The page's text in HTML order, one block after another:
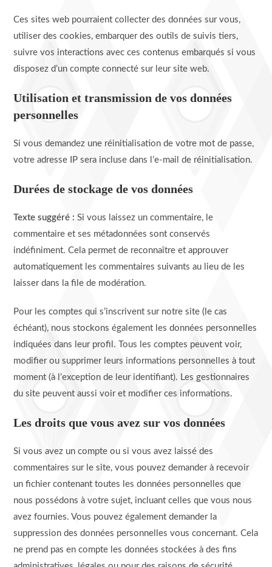
Ces sites web pourraient collecter des données sur vous,
utiliser des cookies, embarquer des outils de suivis tiers,
suivre vos interactions avec ces contenus embarqués si vous
disposez d’un compte connecté sur leur site web.
Utilisation et transmission de vos données
personnelles
Si vous demandez une réinitialisation de votre mot de passe,
votre adresse IP sera incluse dans l’e-mail de réinitialisation.
Durées de stockage de vos données
Texte suggéré :Si vous laissez un commentaire, le
commentaire et ses métadonnées sont conservés
indéfiniment. Cela permet de reconnaître et approuver
automatiquement les commentaires suivants au lieu de les
laisser dans la file de modération.
Pour les comptes qui s’inscrivent sur notre site (le cas
échéant), nous stockons également les données personnelles
indiquées dans leur profil. Tous les comptes peuvent voir,
modifier ou supprimer leurs informations personnelles à tout
moment (à l’exception de leur identifiant). Les gestionnaires
du site peuvent aussi voir et modifier ces informations.
Les droits que vous avez sur vos données
Si vous avez un compte ou si vous avez laissé des
commentaires sur le site, vous pouvez demander à recevoir
un fichier contenant toutes les données personnelles que
nous possédons à votre sujet, incluant celles que vous nous
avez fournies. Vous pouvez également demander la
suppression des données personnelles vous concernant. Cela
ne prend pas en compte les données stockées à des fins